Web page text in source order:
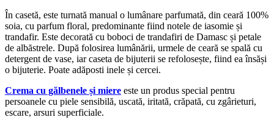
În casetă, este turnată manual o lumânare parfumată, din ceară 100%
soia, cu parfum floral, predominante fiind notele de iasomie și
trandafir. Este decorată cu boboci de trandafiri de Damasc și petale
de albăstrele. După folosirea lumânării, urmele de ceară se spală cu
detergent de vase, iar caseta de bijuterii se refolosește, fiind ea însăși
o bijuterie. Poate adăposti inele și cercei.
Crema cu gălbenele și miere este un produs special pentru
persoanele cu piele sensibilă, uscată, iritată, crăpată, cu zgârieturi,
escare, arsuri superficiale.